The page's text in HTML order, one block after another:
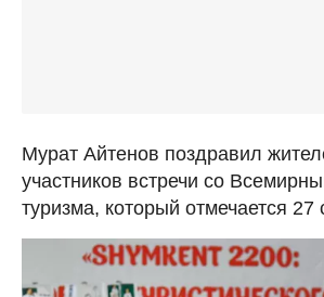
Мурат Айтенов поздравил
участников встречи со
туризма, который отмечается 27